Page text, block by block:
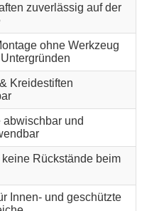
zuverlässig auf der
ohne Werkzeug
Kreidestiften
abwischbar und
keine Rückstände beim
Innen- und geschützte